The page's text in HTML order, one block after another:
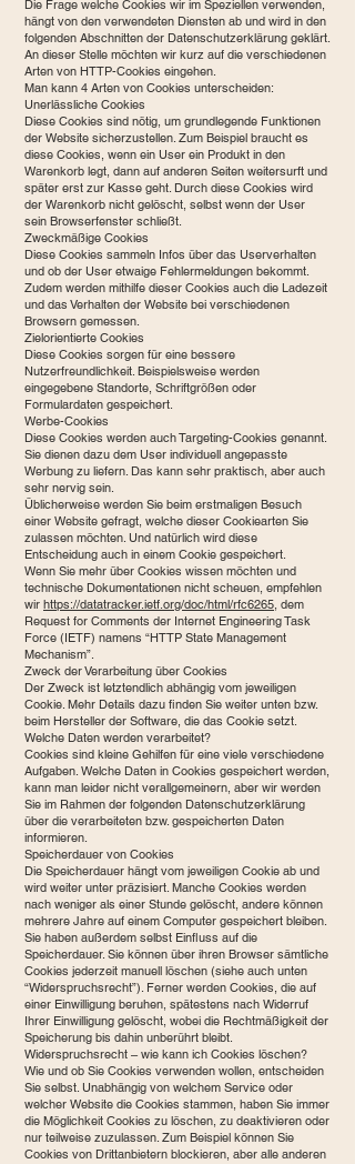
Die Frage welche Cookies wir im Speziellen verwenden,
hängt von den verwendeten Diensten ab und wird in den
folgenden Abschnitten der Datenschutzerklärung geklärt.
An dieser Stelle möchten wir kurz auf die verschiedenen
Arten von HTTP-Cookies eingehen.
Man kann 4 Arten von Cookies unterscheiden:
Unerlässliche Cookies
Diese Cookies sind nötig, um grundlegende Funktionen
der Website sicherzustellen. Zum Beispiel braucht es
diese Cookies, wenn ein User ein Produkt in den
Warenkorb legt, dann auf anderen Seiten weitersurft und
später erst zur Kasse geht. Durch diese Cookies wird
der Warenkorb nicht gelöscht, selbst wenn der User
sein Browserfenster schließt.
Zweckmäßige Cookies
Diese Cookies sammeln Infos über das Userverhalten
und ob der User etwaige Fehlermeldungen bekommt.
Zudem werden mithilfe dieser Cookies auch die Ladezeit
und das Verhalten der Website bei verschiedenen
Browsern gemessen.
Zielorientierte Cookies
Diese Cookies sorgen für eine bessere
Nutzerfreundlichkeit. Beispielsweise werden
eingegebene Standorte, Schriftgrößen oder
Formulardaten gespeichert.
Werbe-Cookies
Diese Cookies werden auch Targeting-Cookies genannt.
Sie dienen dazu dem User individuell angepasste
Werbung zu liefern. Das kann sehr praktisch, aber auch
sehr nervig sein.
Üblicherweise werden Sie beim erstmaligen Besuch
einer Website gefragt, welche dieser Cookiearten Sie
zulassen möchten. Und natürlich wird diese
Entscheidung auch in einem Cookie gespeichert.
Wenn Sie mehr über Cookies wissen möchten und
technische Dokumentationen nicht scheuen, empfehlen
wir https://datatracker.ietf.org/doc/html/rfc6265, dem
Request for Comments der Internet Engineering Task
Force (IETF) namens “HTTP State Management
Mechanism”.
Zweck der Verarbeitung über Cookies
Der Zweck ist letztendlich abhängig vom jeweiligen
Cookie. Mehr Details dazu finden Sie weiter unten bzw.
beim Hersteller der Software, die das Cookie setzt.
Welche Daten werden verarbeitet?
Cookies sind kleine Gehilfen für eine viele verschiedene
Aufgaben. Welche Daten in Cookies gespeichert werden,
kann man leider nicht verallgemeinern, aber wir werden
Sie im Rahmen der folgenden Datenschutzerklärung
über die verarbeiteten bzw. gespeicherten Daten
informieren.
Speicherdauer von Cookies
Die Speicherdauer hängt vom jeweiligen Cookie ab und
wird weiter unter präzisiert. Manche Cookies werden
nach weniger als einer Stunde gelöscht, andere können
mehrere Jahre auf einem Computer gespeichert bleiben.
Sie haben außerdem selbst Einfluss auf die
Speicherdauer. Sie können über ihren Browser sämtliche
Cookies jederzeit manuell löschen (siehe auch unten
“Widerspruchsrecht”). Ferner werden Cookies, die auf
einer Einwilligung beruhen, spätestens nach Widerruf
Ihrer Einwilligung gelöscht, wobei die Rechtmäßigkeit der
Speicherung bis dahin unberührt bleibt.
Widerspruchsrecht – wie kann ich Cookies löschen?
Wie und ob Sie Cookies verwenden wollen, entscheiden
Sie selbst. Unabhängig von welchem Service oder
welcher Website die Cookies stammen, haben Sie immer
die Möglichkeit Cookies zu löschen, zu deaktivieren oder
nur teilweise zuzulassen. Zum Beispiel können Sie
Cookies von Drittanbietern blockieren, aber alle anderen